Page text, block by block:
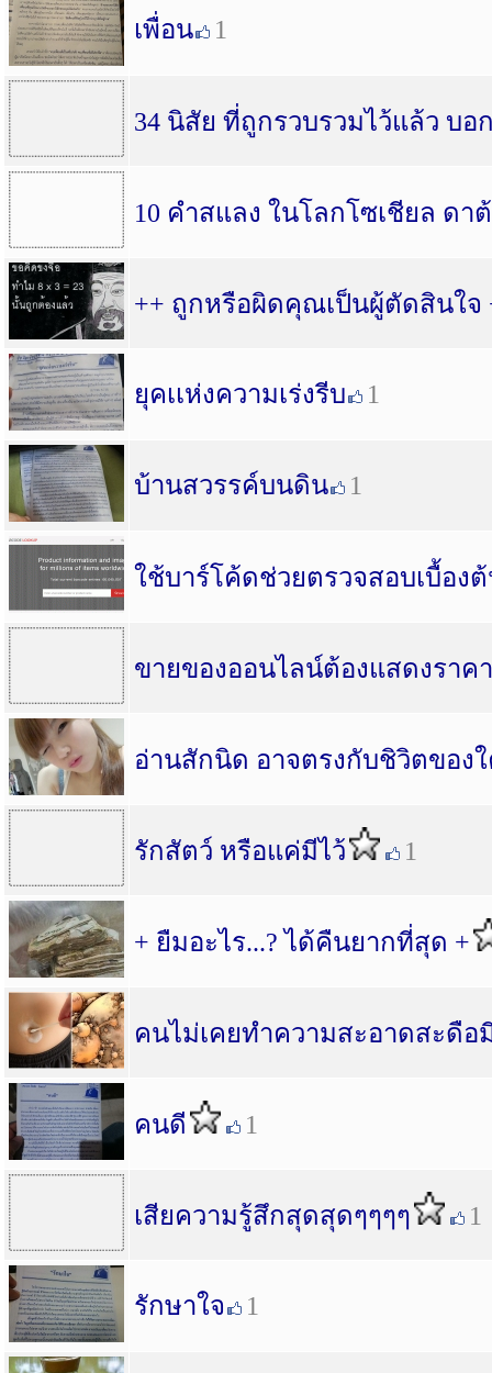
เพื่อน 1
34 นิสัย ที่ถูกรวบรวมไว้แล้ว บอ
10 คำสแลง ในโลกโซเชียล ด
++ ถูกหรือผิดคุณเป็นผู้ตัดสินใจ
ยุคเเห่งความเร่งรีบ 1
บ้านสวรรค์บนดิน 1
ใช้บาร์โค้ดช่วยตรวจสอบเบื้อง
ขายของออนไลน์ต้องแสดงราค
อ่านสักนิด อาจตรงกับชิวิตของ
รักสัตว์ หรือแค่มีไว้ 1
+ ยืมอะไร...? ได้คืนยากที่สุด +
คนไม่เคยทำความสะอาดสะดือ
คนดี 1
เสียความรู้สึกสุดสุดๆๆๆๆ 1
รักษาใจ 1